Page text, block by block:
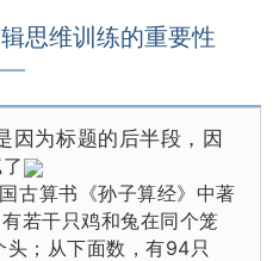
思维训练的重要性
因为标题的后半段，因
古算书《孙子算经》中著
若干只鸡和兔在同个笼
；从下面数，有94只